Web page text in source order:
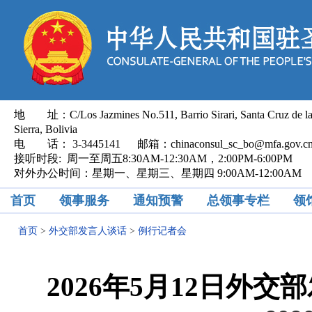
地 址：C/Los Jazmines No.511, Barrio Sirari, Santa Cruz de la
Sierra, Bolivia
电 话： 3-3445141 邮箱：
接听时段: 周一至周五8:30AM-12:30AM，2:00PM-6:00PM
对外办公时间：星期一、星期三、星期四 9:00AM-12:00AM
首页 领事服务 通知预警 总领事专栏 领
首页 > 外交部发言人谈话> 例行记者会
2026年5月12日外交